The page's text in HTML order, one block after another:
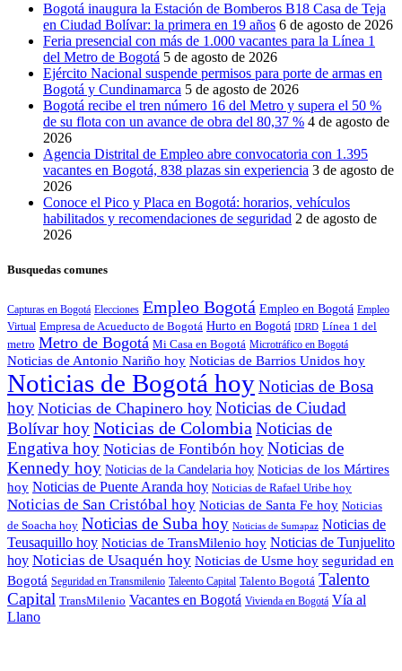
Bogotá inaugura la Estación de Bomberos B18 Casa de Teja
en Ciudad Bolívar: la primera en 19 años 6 de agosto de 2026
Feria presencial con más de 1.000 vacantes para la Línea 1
del Metro de Bogotá 5 de agosto de 2026
Ejército Nacional suspende permisos para porte de armas en
Bogotá y Cundinamarca 5 de agosto de 2026
Bogotá recibe el tren número 16 del Metro y supera el 50 %
de su flota con un avance de obra del 80,37 % 4 de agosto de
2026
Agencia Distrital de Empleo abre convocatoria con 1.395
vacantes en Bogotá, 838 plazas sin experiencia 3 de agosto de
2026
Conoce el Pico y Placa en Bogotá: horarios, vehículos
habilitados y recomendaciones de seguridad 2 de agosto de
2026
Busquedas comunes
Capturas en Bogotá Elecciones Empleo Bogotá Empleo en Bogotá Empleo
Virtual Empresa de Acueducto de Bogotá Hurto en Bogotá IDRD Línea 1 del
metro Metro de Bogotá Mi Casa en Bogotá Microtráfico en Bogotá
Noticias de Antonio Nariño hoy Noticias de Barrios Unidos hoy
Noticias de Bogotá hoyNoticias de Bosa
hoy Noticias de Chapinero hoy Noticias de Ciudad
Bolívar hoyNoticias de ColombiaNoticias de
Engativa hoy Noticias de Fontibón hoy Noticias de
Kennedy hoy Noticias de la Candelaria hoy Noticias de los Mártires
hoy Noticias de Puente Aranda hoy Noticias de Rafael Uribe hoy
Noticias de San Cristóbal hoy Noticias de Santa Fe hoy Noticias
de Soacha hoy Noticias de Suba hoy Noticias de Sumapaz Noticias de
Teusaquillo hoy Noticias de TransMilenio hoy Noticias de Tunjuelito
hoy Noticias de Usaquén hoy Noticias de Usme hoy seguridad en
Bogotá Seguridad en Transmilenio Taleento Capital Talento Bogotá Talento
Capital TransMilenio Vacantes en Bogotá Vivienda en Bogotá Vía al
Llano